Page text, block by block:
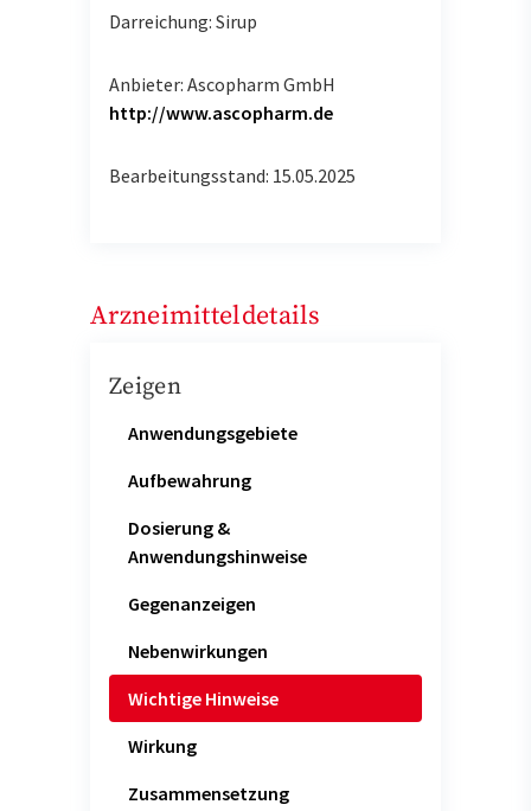
Darreichung: Sirup
Anbieter: Ascopharm GmbH
http://www.ascopharm.de
Bearbeitungsstand: 15.05.2025
Arzneimitteldetails
Zeigen
Anwendungsgebiete
Aufbewahrung
Dosierung &
Anwendungshinweise
Gegenanzeigen
Nebenwirkungen
Wichtige Hinweise
Wirkung
Zusammensetzung